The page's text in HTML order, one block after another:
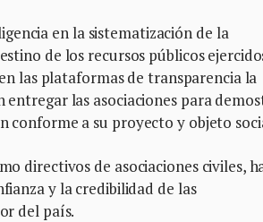
en la sistematización de la
de los recursos públicos
las plataformas de transparencia la
las asociaciones para
conforme a su proyecto y objeto
directivos de asociaciones civiles,
y la credibilidad de las
del país.